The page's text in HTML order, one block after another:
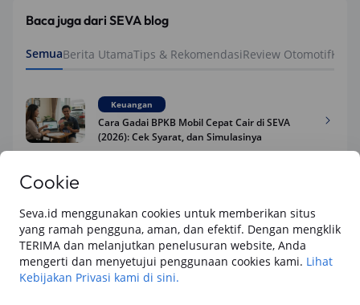
Cookie
Seva.id menggunakan cookies untuk memberikan situs
yang ramah pengguna, aman, dan efektif. Dengan mengklik
TERIMA dan melanjutkan penelusuran website, Anda
mengerti dan menyetujui penggunaan cookies kami. Lihat
Kebijakan Privasi kami di sini.
Baca juga dari SEVA blog
SemuaBerita UtamaTips & RekomendasiReview Otomotif
Keuangan
Cara Gadai BPKB Mobil Cepat Cair di SEVA
(2026): Cek Syarat, dan Simulasinya
15 Cara Pengajuan Jaminan BPKB Mobil di
SEVA: Dana Tunai Cair Cepat, Aman dan
Praktis
Keuangan